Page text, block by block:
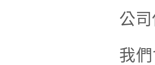
公
我